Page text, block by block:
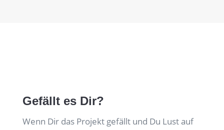
Gefällt es Dir?
Wenn Dir das Projekt gefällt und Du Lust auf